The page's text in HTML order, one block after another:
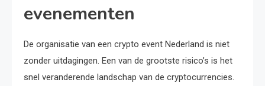
evenementen
De organisatie van een crypto event Nederland is niet
zonder uitdagingen. Een van de grootste risico’s is het
snel veranderende landschap van de cryptocurrencies.